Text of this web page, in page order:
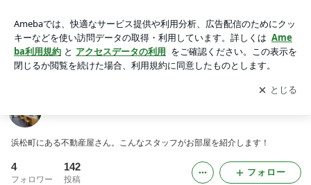
アプリをダウンロードして ブログの更新通知
を受け取りまし
ょう。
開く
浜松町にある不動産屋さん。こんなスタッフがお部屋を紹介します！
4
フォロワー
142
投稿
フォロー